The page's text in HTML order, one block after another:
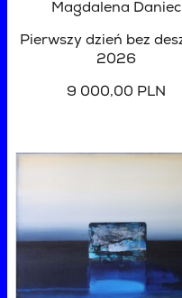
Magdalena Daniec
Pierwszy dzień bez
2026
9 000,00 PLN